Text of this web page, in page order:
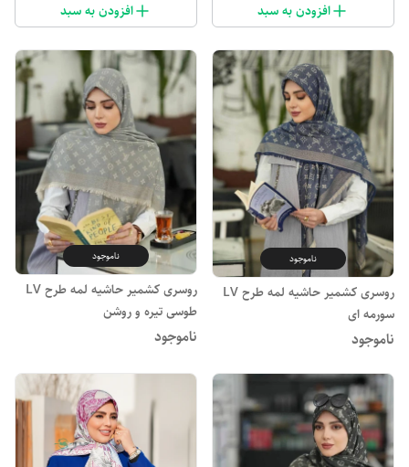
افزودن به سبد افزودن به سبد
ناموجود
روسری کشمیر حاشیه لمه طرح LV
سورمه ای
ناموجود
ناموجود
روسری کشمیر حاشیه لمه طرح LV
طوسی تیره و روشن
ناموجود